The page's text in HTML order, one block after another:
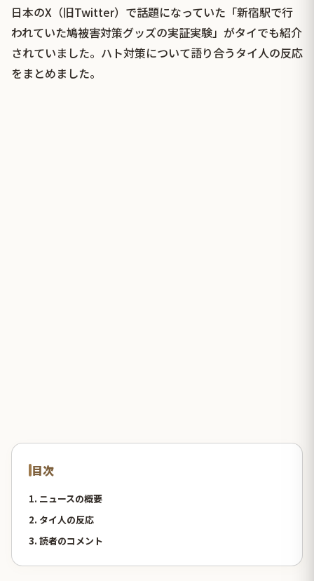
日本のX（旧Twitter）で話題になっていた「新宿駅で行
われていた鳩被害対策グッズの実証実験」がタイでも紹介
されていました。ハト対策について語り合うタイ人の反応
をまとめました。
目次
1. ニュースの概要
2. タイ人の反応
3. 読者のコメント